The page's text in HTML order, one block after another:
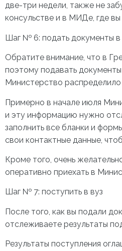
две-три недели, также не
консульстве и в МИДе, где вы
Шаг № 6: подать документы
Обратите внимание, что в
поэтому подавать
Министерство
Примерно в начале июля
и эту информацию нужно
заполнить все бланки и
свои контактные данные,
Кроме того, очень
оперативно приехать в
Шаг № 7: поступить в вуз
После того, как вы подали
отслеживаете результаты
Результаты поступления